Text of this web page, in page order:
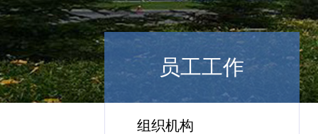
员工工作
组织机构